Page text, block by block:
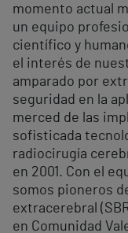
momento actual
un equipo
científico y
el interés de
amparado por
seguridad en la
merced de las
sofisticada
radiocirugía
en 2001. Con el
somos pioneros
extracerebral
en Comunidad